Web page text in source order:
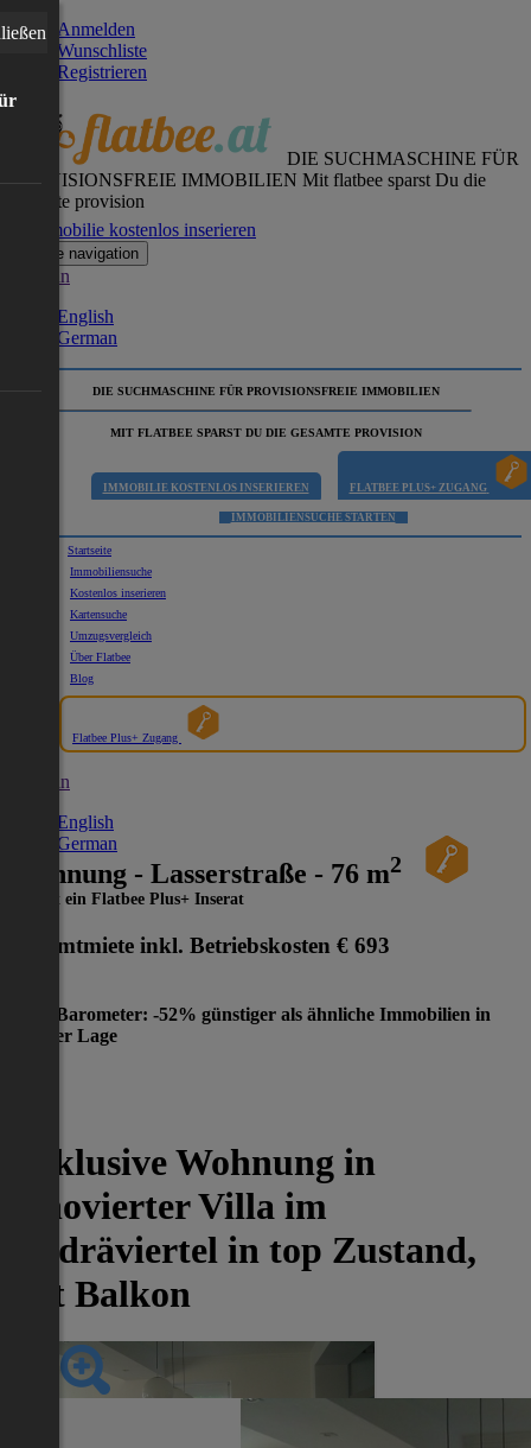
Anmelden
Wunschliste
Registrieren
DIE SUCHMASCHINE FÜR
PROVISIONSFREIE IMMOBILIEN Mit flatbee sparst Du die
gesamte provision
Immobilie kostenlos inserieren
Toggle navigation
German
English
German
DIE SUCHMASCHINE FÜR PROVISIONSFREIE IMMOBILIEN
MIT FLATBEE SPARST DU DIE GESAMTE PROVISION
IMMOBILIE KOSTENLOS INSERIEREN FLATBEE PLUS+ ZUGANG
IMMOBILIENSUCHE STARTEN
Startseite
Immobiliensuche
Kostenlos inserieren
Kartensuche
Umzugsvergleich
Über Flatbee
Blog
Flatbee Plus+ Zugang
German
English
German
Wohnung - Lasserstraße - 76 m2
Dies ist ein Flatbee Plus+ Inserat
Gesamtmiete inkl. Betriebskosten € 693
Preis-Barometer: -52% günstiger als ähnliche Immobilien in
gleicher Lage
Exklusive Wohnung in
renovierter Villa im
Andräviertel in top Zustand,
mit Balkon